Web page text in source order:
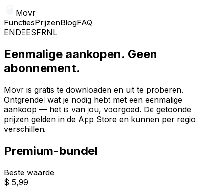
Movr
FunctiesPrijzenBlogFAQ
ENDEESFRNL
Eenmalige aankopen. Geen
abonnement.
Movr is gratis te downloaden en uit te proberen.
Ontgrendel wat je nodig hebt met een eenmalige
aankoop — het is van jou, voorgoed. De getoonde
prijzen gelden in de App Store en kunnen per regio
verschillen.
Premium-bundel
Beste waarde
$ 5,99